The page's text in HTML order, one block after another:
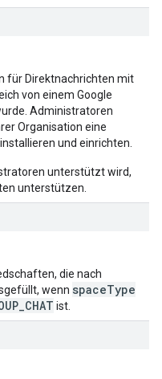
für Direktnachrichten mit
von einem Google
Administratoren
Organisation eine
und einrichten.
unterstützt wird,
unterstützen.
die nach
wenn spaceType
ist.